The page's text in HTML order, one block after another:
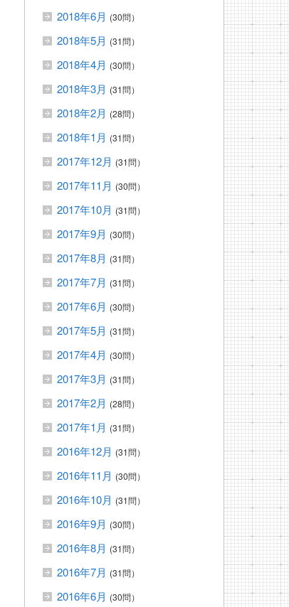
2018年6月 (30問）
2018年5月 (31問）
2018年4月 (30問）
2018年3月 (31問）
2018年2月 (28問）
2018年1月 (31問）
2017年12月 (31問）
2017年11月 (30問）
2017年10月 (31問）
2017年9月 (30問）
2017年8月 (31問）
2017年7月 (31問）
2017年6月 (30問）
2017年5月 (31問）
2017年4月 (30問）
2017年3月 (31問）
2017年2月 (28問）
2017年1月 (31問）
2016年12月 (31問）
2016年11月 (30問）
2016年10月 (31問）
2016年9月 (30問）
2016年8月 (31問）
2016年7月 (31問）
2016年6月 (30問）